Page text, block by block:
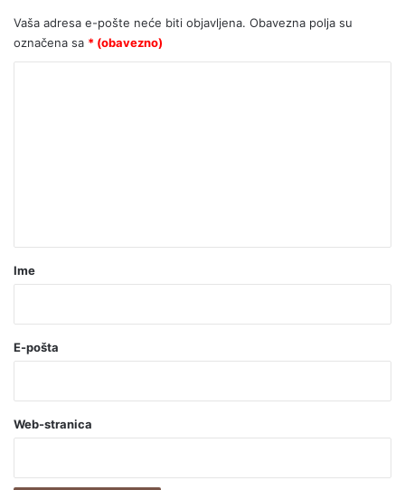
sjajan projekt za djecu
Vaša adresa e-pošte neće biti objavljena. Obavezna polja su
označena sa * (obavezno)
r
o
a
v
z
Ime
E-pošta
Web-stranica